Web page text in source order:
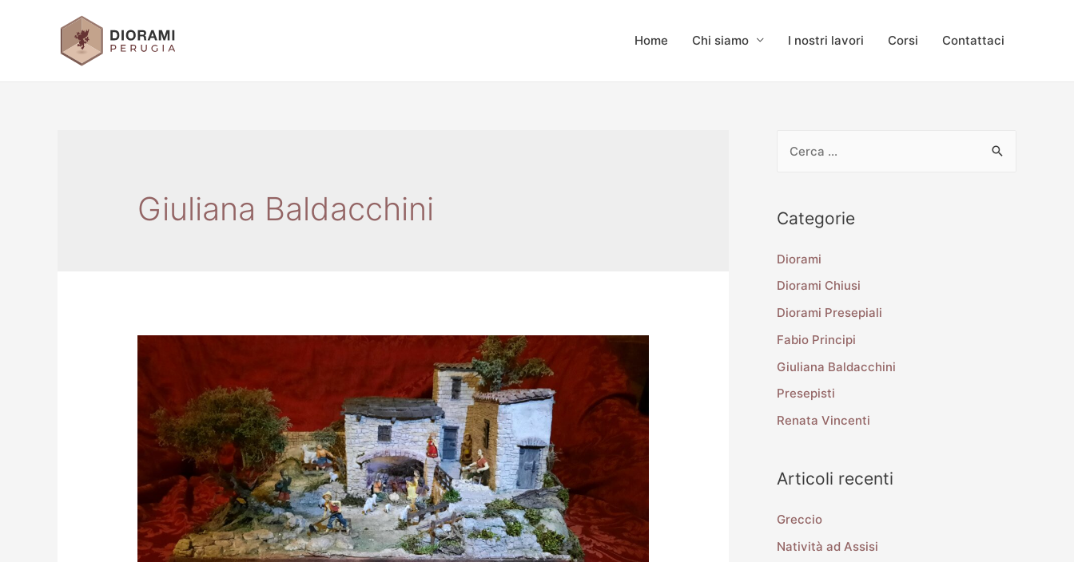
Home Chi siamo I nostri lavori Corsi Contattaci
Giuliana Baldacchini Categorie
Diorami
Diorami Chiusi
Diorami Presepiali
Fabio Principi
Giuliana Baldacchini
Presepisti
Renata Vincenti
Articoli recenti
Greccio
Natività ad Assisi